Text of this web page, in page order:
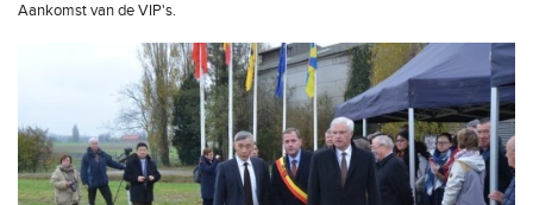
Aankomst van de VIP's.